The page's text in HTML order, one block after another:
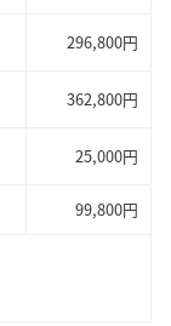
296,800円
362,800円
25,000円
99,800円